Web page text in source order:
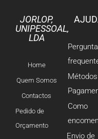
JORLOP,
UNIPESSOAL,
LDA
Home
Quem Somos
Contactos
Pedido de
Orçamento
Como
Envio de